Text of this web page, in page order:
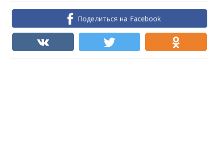
Поделиться на Facebook